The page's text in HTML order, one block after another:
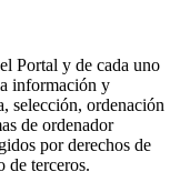
Portal y de cada uno
información y
selección, ordenación
de ordenador
por derechos de
de terceros.